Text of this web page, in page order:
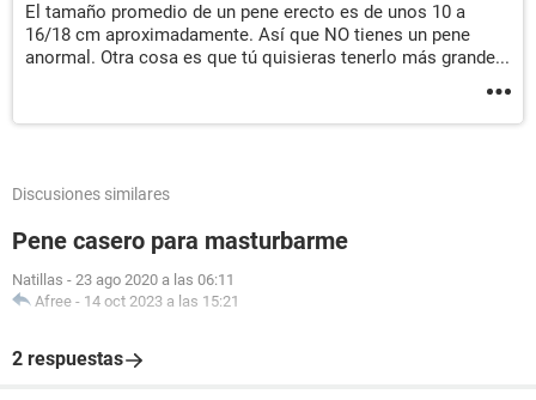
El tamaño promedio de un pene erecto es de unos 10 a
16/18 cm aproximadamente. Así que NO tienes un pene
anormal. Otra cosa es que tú quisieras tenerlo más grande...
Discusiones similares
Pene casero para masturbarme
Natillas - 23 ago 2020 a las 06:11
Afree - 14 oct 2023 a las 15:21
2 respuestas